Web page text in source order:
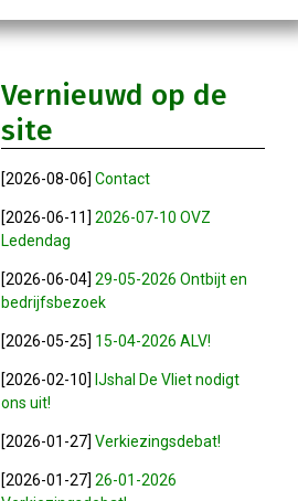
Vernieuwd op de
site
[2026-08-06]Contact
[2026-06-11]2026-07-10 OVZ
Ledendag
[2026-06-04]29-05-2026 Ontbijt en
bedrijfsbezoek
[2026-05-25] 15-04-2026 ALV!
[2026-02-10] IJshal De Vliet nodigt
ons uit!
[2026-01-27]Verkiezingsdebat!
[2026-01-27]26-01-2026